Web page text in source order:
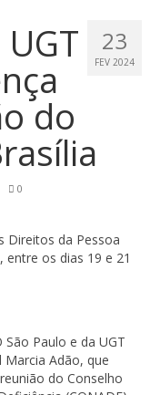
23
FEV 2024
do
0
Direitos da Pessoa
os dias 19 e 21
Paulo e da UGT
Marcia Adão, que
do Conselho